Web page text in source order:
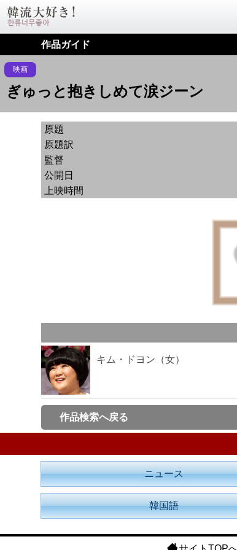
作品ガイド
映画
ぎゅっと抱きしめて涙ジーン
原題
原題訳
監督
公開日
上映時間
キム・ドヨン（女）
作品検索へ戻る
ニュース
韓国語